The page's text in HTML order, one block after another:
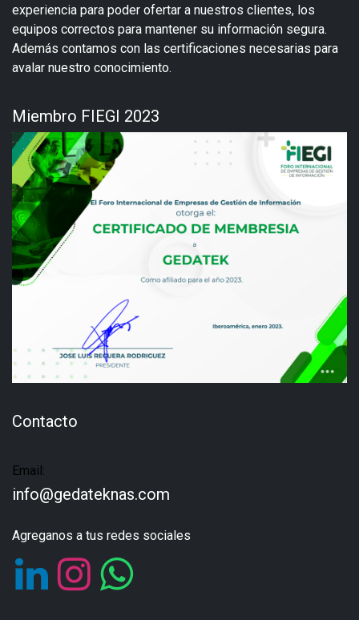
experiencia para poder ofertar a nuestros clientes, los
equipos correctos para mantener su información segura.
Además contamos con las certificaciones necesarias para
avalar nuestro conocimiento.
Miembro FIEGI 2023
Contacto
Email:
info@gedateknas.com
Agreganos a tus redes sociales